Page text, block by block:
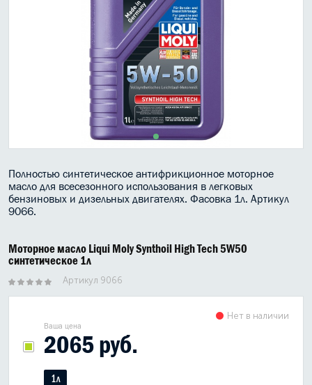
КОНСИСТЕНТНАЯ СМАЗКА
ИНДУСТРИАЛЬНЫЕ МАСЛА
АНТИФРИЗЫ СПЕЦЖИДКОСТИ
ПРИСАДКИ АВТОХИМИЯ
АВТО КОСМЕТИКА
Полностью синтетическое антифрикционное моторное
масло для всесезонного использования в легковых
бензиновых и дизельных двигателях. Фасовка 1л. Артикул
9066.
Моторное масло Liqui Moly Synthoil High Tech 5W50
синтетическое 1л
Артикул 9066
Ваша цена
2065 руб.
Нет в наличии
1л